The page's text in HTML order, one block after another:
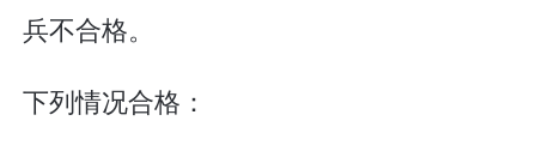
兵不合格。
下列情况合格：